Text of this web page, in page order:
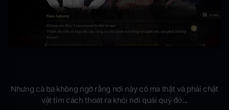
Nhưng cả ba không ngờ rằng nơi này có ma thật và phải chật
vật tìm cách thoát ra khỏi nơi quái quỷ đó...